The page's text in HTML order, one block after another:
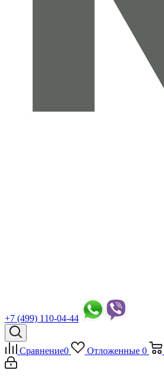
+7 (499) 110-04-44
Сравнение0 Отложенные 0